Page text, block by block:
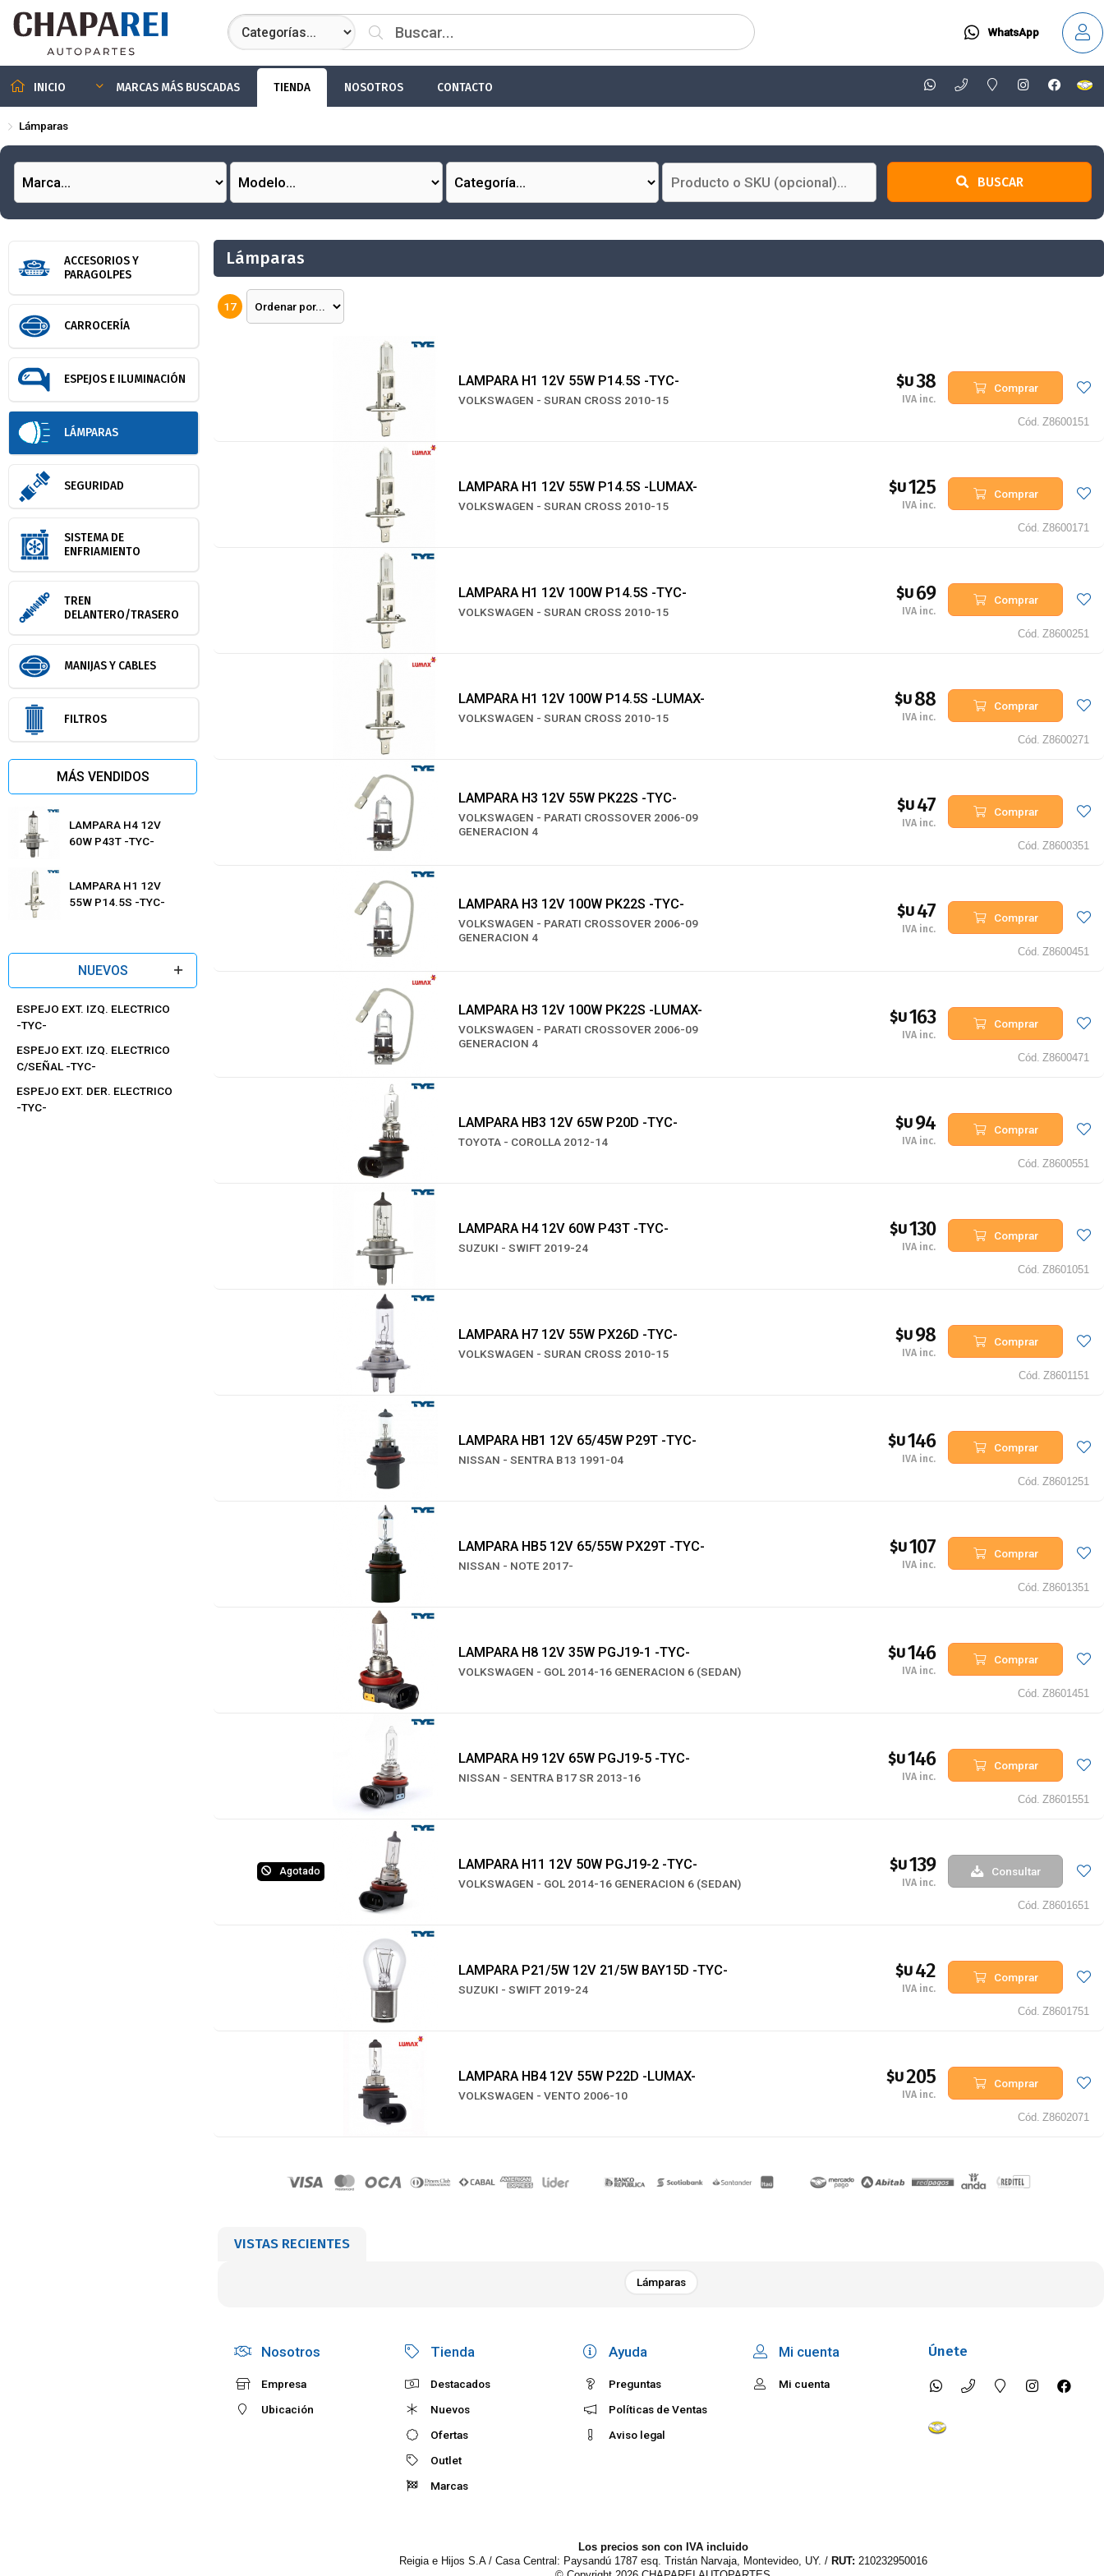
WhatsApp
INICIO MARCAS MÁS BUSCADAS TIENDA NOSOTROS CONTACTO
Lámparas
BUSCAR
ACCESORIOS Y
PARAGOLPES
CARROCERÍA
ESPEJOS E ILUMINACIÓN
LÁMPARAS
SEGURIDAD
SISTEMA DE
ENFRIAMIENTO
TREN
DELANTERO/TRASERO
MANIJAS Y CABLES
FILTROS
MÁS VENDIDOS
LAMPARA H4 12V
60W P43T -TYC-
LAMPARA H1 12V
55W P14.5S -TYC-
NUEVOS
ESPEJO EXT. IZQ. ELECTRICO
-TYC-
ESPEJO EXT. IZQ. ELECTRICO
C/SEÑAL -TYC-
ESPEJO EXT. DER. ELECTRICO
-TYC-
Lámparas
17
LAMPARA H1 12V 55W P14.5S -TYC-
VOLKSWAGEN - SURAN CROSS 2010-15
$U38
IVA inc.
Comprar
Cód. Z8600151
LAMPARA H1 12V 55W P14.5S -LUMAX-
VOLKSWAGEN - SURAN CROSS 2010-15
$U125
IVA inc.
Comprar
Cód. Z8600171
LAMPARA H1 12V 100W P14.5S -TYC-
VOLKSWAGEN - SURAN CROSS 2010-15
$U69
IVA inc.
Comprar
Cód. Z8600251
LAMPARA H1 12V 100W P14.5S -LUMAX-
VOLKSWAGEN - SURAN CROSS 2010-15
$U88
IVA inc.
Comprar
Cód. Z8600271
LAMPARA H3 12V 55W PK22S -TYC-
VOLKSWAGEN - PARATI CROSSOVER 2006-09
GENERACION 4
$U47
IVA inc.
Comprar
Cód. Z8600351
LAMPARA H3 12V 100W PK22S -TYC-
VOLKSWAGEN - PARATI CROSSOVER 2006-09
GENERACION 4
$U47
IVA inc.
Comprar
Cód. Z8600451
LAMPARA H3 12V 100W PK22S -LUMAX-
VOLKSWAGEN - PARATI CROSSOVER 2006-09
GENERACION 4
$U163
IVA inc.
Comprar
Cód. Z8600471
LAMPARA HB3 12V 65W P20D -TYC-
TOYOTA - COROLLA 2012-14
$U94
IVA inc.
Comprar
Cód. Z8600551
LAMPARA H4 12V 60W P43T -TYC-
SUZUKI - SWIFT 2019-24
$U130
IVA inc.
Comprar
Cód. Z8601051
LAMPARA H7 12V 55W PX26D -TYC-
VOLKSWAGEN - SURAN CROSS 2010-15
$U98
IVA inc.
Comprar
Cód. Z8601151
LAMPARA HB1 12V 65/45W P29T -TYC-
NISSAN - SENTRA B13 1991-04
$U146
IVA inc.
Comprar
Cód. Z8601251
LAMPARA HB5 12V 65/55W PX29T -TYC-
NISSAN - NOTE 2017-
$U107
IVA inc.
Comprar
Cód. Z8601351
LAMPARA H8 12V 35W PGJ19-1 -TYC-
VOLKSWAGEN - GOL 2014-16 GENERACION 6 (SEDAN)
$U146
IVA inc.
Comprar
Cód. Z8601451
LAMPARA H9 12V 65W PGJ19-5 -TYC-
NISSAN - SENTRA B17 SR 2013-16
$U146
IVA inc.
Comprar
Cód. Z8601551
Agotado LAMPARA H11 12V 50W PGJ19-2 -TYC-
VOLKSWAGEN - GOL 2014-16 GENERACION 6 (SEDAN)
$U139
IVA inc.
Consultar
Cód. Z8601651
LAMPARA P21/5W 12V 21/5W BAY15D -TYC-
SUZUKI - SWIFT 2019-24
$U42
IVA inc.
Comprar
Cód. Z8601751
LAMPARA HB4 12V 55W P22D -LUMAX-
VOLKSWAGEN - VENTO 2006-10
$U205
IVA inc.
Comprar
Cód. Z8602071
VISTAS RECIENTES
Lámparas
Nosotros
Empresa
Ubicación
Tienda
Destacados
Nuevos
Ofertas
Outlet
Marcas
Ayuda
Preguntas
Políticas de Ventas
Aviso legal
Mi cuenta
Mi cuenta
Únete
Los precios son con IVA incluido
Reigia e Hijos S.A / Casa Central: Paysandú 1787 esq. Tristán Narvaja, Montevideo, UY. / RUT: 210232950016